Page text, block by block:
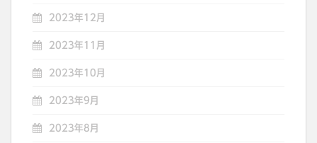
2023年12月
2023年11月
2023年10月
2023年9月
2023年8月